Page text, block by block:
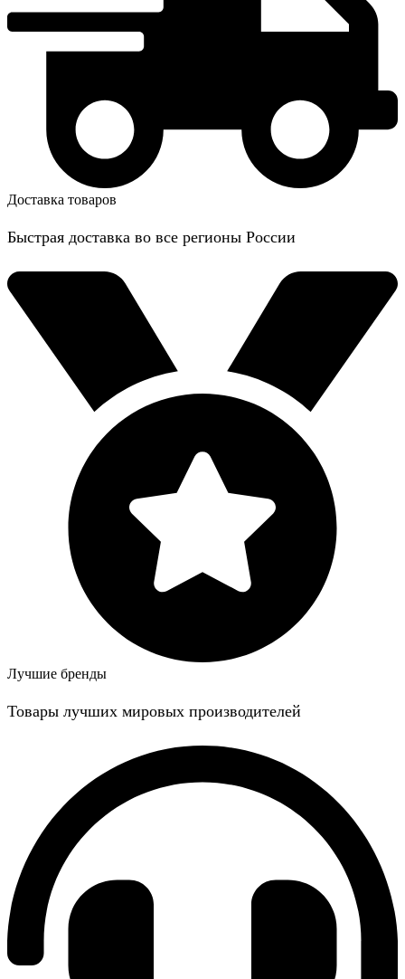
Доставка товаров
Быстрая доставка во все регионы России
Лучшие бренды
Товары лучших мировых производителей